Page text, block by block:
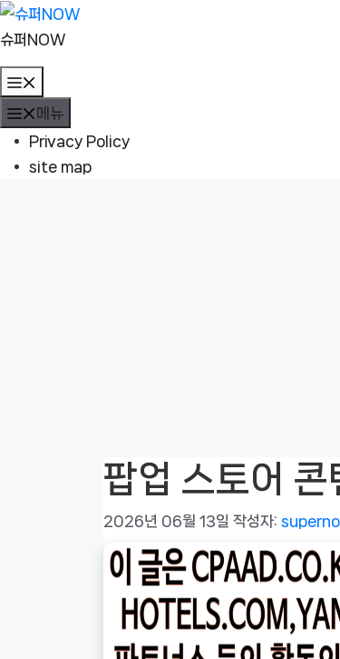
컨
텐
츠
로
건
슈퍼NOW
뉴
메뉴
Privacy Policy
site map
팝업 스토어 콘
2026년 06월 13일 작성자: